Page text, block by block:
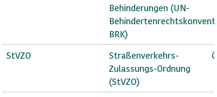
Behinderungen (UN-
BRK)
StVZO
Straßenverkehrs-
Zulassungs-Ordnung
(StVZO)